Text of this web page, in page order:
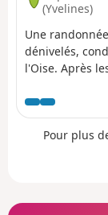
(Yvelines)
Une
dénivelés,
l'Oise. Après
agréable la
beaux corps
Pour plus